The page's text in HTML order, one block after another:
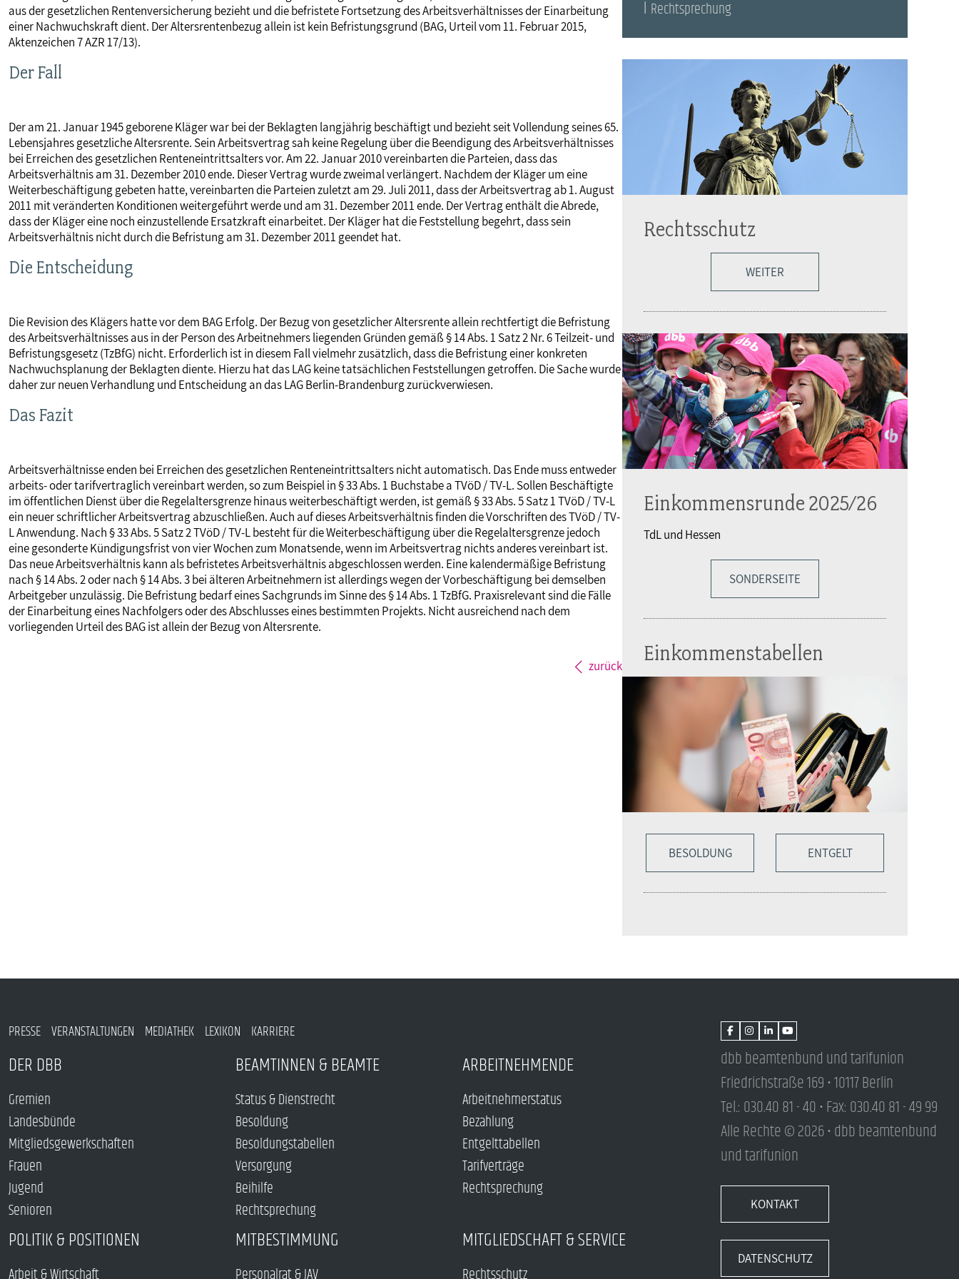
Frauen
Senioren
Versorgung
Rechtsprechung
Tarifverträge
Bildung
MITBESTIMMUNG
MITGLIEDSCHAFT & SERVICE
Akademie
aus der gesetzlichen Rentenversicherung bezieht und die befristete Fortsetzung des Arbeitsverhältnisses der Einarbeitung
einer Nachwuchskraft dient. Der Altersrentenbezug allein ist kein Befristungsgrund (BAG, Urteil vom 11. Februar 2015,
Aktenzeichen 7 AZR 17/13).
Der Fall
Der am 21. Januar 1945 geborene Kläger war bei der Beklagten langjährig beschäftigt und bezieht seit Vollendung seines 65.
Lebensjahres gesetzliche Altersrente. Sein Arbeitsvertrag sah keine Regelung über die Beendigung des Arbeitsverhältnisses
bei Erreichen des gesetzlichen Renteneintrittsalters vor. Am 22. Januar 2010 vereinbarten die Parteien, dass das
Arbeitsverhältnis am 31. Dezember 2010 ende. Dieser Vertrag wurde zweimal verlängert. Nachdem der Kläger um eine
Weiterbeschäftigung gebeten hatte, vereinbarten die Parteien zuletzt am 29. Juli 2011, dass der Arbeitsvertrag ab 1. August
2011 mit veränderten Konditionen weitergeführt werde und am 31. Dezember 2011 ende. Der Vertrag enthält die Abrede,
dass der Kläger eine noch einzustellende Ersatzkraft einarbeitet. Der Kläger hat die Feststellung begehrt, dass sein
Arbeitsverhältnis nicht durch die Befristung am 31. Dezember 2011 geendet hat.
Die Entscheidung
Die Revision des Klägers hatte vor dem BAG Erfolg. Der Bezug von gesetzlicher Altersrente allein rechtfertigt die Befristung
des Arbeitsverhältnisses aus in der Person des Arbeitnehmers liegenden Gründen gemäß § 14 Abs. 1 Satz 2 Nr. 6 Teilzeit- und
Befristungsgesetz (TzBfG) nicht. Erforderlich ist in diesem Fall vielmehr zusätzlich, dass die Befristung einer konkreten
Nachwuchsplanung der Beklagten diente. Hierzu hat das LAG keine tatsächlichen Feststellungen getroffen. Die Sache wurde
daher zur neuen Verhandlung und Entscheidung an das LAG Berlin-Brandenburg zurückverwiesen.
Das Fazit
Arbeitsverhältnisse enden bei Erreichen des gesetzlichen Renteneintrittsalters nicht automatisch. Das Ende muss entweder
arbeits- oder tarifvertraglich vereinbart werden, so zum Beispiel in § 33 Abs. 1 Buchstabe a TVöD / TV-L. Sollen Beschäftigte
im öffentlichen Dienst über die Regelaltersgrenze hinaus weiterbeschäftigt werden, ist gemäß § 33 Abs. 5 Satz 1 TVöD / TV-L
ein neuer schriftlicher Arbeitsvertrag abzuschließen. Auch auf dieses Arbeitsverhältnis finden die Vorschriften des TVöD / TV-
L Anwendung. Nach § 33 Abs. 5 Satz 2 TVöD / TV-L besteht für die Weiterbeschäftigung über die Regelaltersgrenze jedoch
eine gesonderte Kündigungsfrist von vier Wochen zum Monatsende, wenn im Arbeitsvertrag nichts anderes vereinbart ist.
Das neue Arbeitsverhältnis kann als befristetes Arbeitsverhältnis abgeschlossen werden. Eine kalendermäßige Befristung
nach § 14 Abs. 2 oder nach § 14 Abs. 3 bei älteren Arbeitnehmern ist allerdings wegen der Vorbeschäftigung bei demselben
Arbeitgeber unzulässig. Die Befristung bedarf eines Sachgrunds im Sinne des § 14 Abs. 1 TzBfG. Praxisrelevant sind die Fälle
der Einarbeitung eines Nachfolgers oder des Abschlusses eines bestimmten Projekts. Nicht ausreichend nach dem
vorliegenden Urteil des BAG ist allein der Bezug von Altersrente.
zurück
Rechtsprechung
Rechtsschutz
WEITER
Einkommensrunde 2025/26
TdL und Hessen
SONDERSEITE
Einkommenstabellen
BESOLDUNG ENTGELT
PRESSE VERANSTALTUNGEN MEDIATHEK LEXIKON KARRIERE
DER DBB
Gremien
Landesbünde
Mitgliedsgewerkschaften
Frauen
Jugend
Senioren
BEAMTINNEN & BEAMTE
Status & Dienstrecht
Besoldung
Besoldungstabellen
Versorgung
Beihilfe
Rechtsprechung
ARBEITNEHMENDE
Arbeitnehmerstatus
Bezahlung
Entgelttabellen
Tarifverträge
Rechtsprechung
POLITIK & POSITIONEN MITBESTIMMUNG MITGLIEDSCHAFT & SERVICE
dbb beamtenbund und tarifunion
Friedrichstraße 169 • 10117 Berlin
Tel.: 030.40 81 - 40 • Fax: 030.40 81 - 49 99
Alle Rechte © 2026 • dbb beamtenbund
und tarifunion
KONTAKT
DATENSCHUTZ